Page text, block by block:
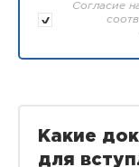
Согласие
Какие
для